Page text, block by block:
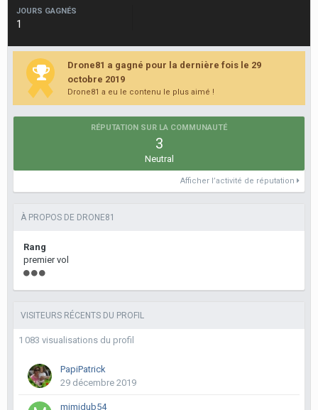
JOURS GAGNÉS
1
Drone81 a gagné pour la dernière fois le 29
octobre 2019
Drone81 a eu le contenu le plus aimé !
RÉPUTATION SUR LA COMMUNAUTÉ
3
Neutral
Afficher l’activité de réputation
À PROPOS DE DRONE81
Rang
premier vol
VISITEURS RÉCENTS DU PROFIL
1 083 visualisations du profil
PapiPatrick
29 décembre 2019
mimidub54